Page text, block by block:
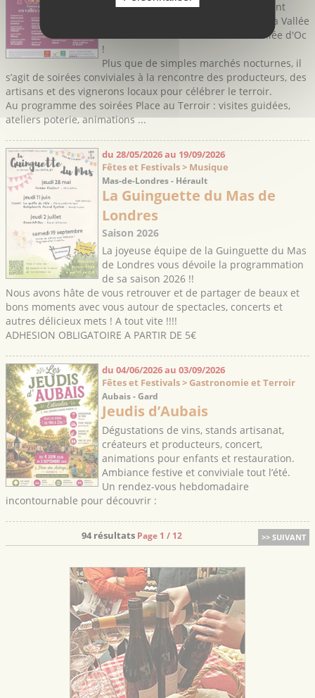
Les soirées Place au Terroir reviennent
cette année dans 19 communes de la Vallée
de l'Hérault sous le thème de la Vallée d'Oc
!
Plus que de simples marchés nocturnes, il
s’agit de soirées conviviales à la rencontre des producteurs, des
artisans et des vignerons locaux pour célébrer le terroir.
Au programme des soirées Place au Terroir : visites guidées,
ateliers poterie, animations ...
du 28/05/2026 au 19/09/2026
Fêtes et Festivals > Musique
Mas-de-Londres - Hérault
La Guinguette du Mas de
Londres
Saison 2026
La joyeuse équipe de la Guinguette du Mas
de Londres vous dévoile la programmation
de sa saison 2026 !!
Nous avons hâte de vous retrouver et de partager de beaux et
bons moments avec vous autour de spectacles, concerts et
autres délicieux mets ! A tout vite !!!!
ADHESION OBLIGATOIRE A PARTIR DE 5€
du 04/06/2026 au 03/09/2026
Fêtes et Festivals > Gastronomie et Terroir
Aubais - Gard
Jeudis d’Aubais
Dégustations de vins, stands artisanat,
créateurs et producteurs, concert,
animations pour enfants et restauration.
Ambiance festive et conviviale tout l’été.
Un rendez-vous hebdomadaire
incontournable pour découvrir :
>> SUIVANT
94 résultats Page 1 / 12